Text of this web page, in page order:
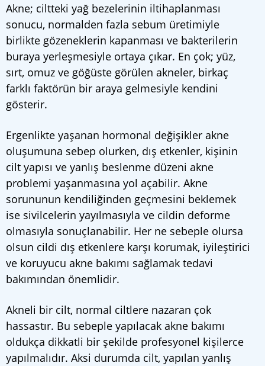
Akne; ciltteki yağ bezelerinin iltihaplanması
sonucu, normalden fazla sebum üretimiyle
birlikte gözeneklerin kapanması ve bakterilerin
buraya yerleşmesiyle ortaya çıkar. En çok; yüz,
sırt, omuz ve göğüste görülen akneler, birkaç
farklı faktörün bir araya gelmesiyle kendini
gösterir.
Ergenlikte yaşanan hormonal değişikler akne
oluşumuna sebep olurken, dış etkenler, kişinin
cilt yapısı ve yanlış beslenme düzeni akne
problemi yaşanmasına yol açabilir. Akne
sorununun kendiliğinden geçmesini beklemek
ise sivilcelerin yayılmasıyla ve cildin deforme
olmasıyla sonuçlanabilir. Her ne sebeple olursa
olsun cildi dış etkenlere karşı korumak, iyileştirici
ve koruyucu akne bakımı sağlamak tedavi
bakımından önemlidir.
Akneli bir cilt, normal ciltlere nazaran çok
hassastır. Bu sebeple yapılacak akne bakımı
oldukça dikkatli bir şekilde profesyonel kişilerce
yapılmalıdır. Aksi durumda cilt, yapılan yanlış